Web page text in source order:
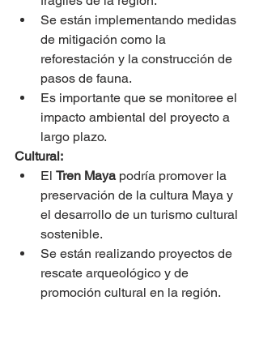
Se están implementando medidas
de mitigación como la
reforestación y la construcción de
pasos de fauna.
Es importante que se monitoree el
impacto ambiental del proyecto a
largo plazo.
Cultural:
El Tren Maya podría promover la
preservación de la cultura Maya y
el desarrollo de un turismo cultural
sostenible.
Se están realizando proyectos de
rescate arqueológico y de
promoción cultural en la región.